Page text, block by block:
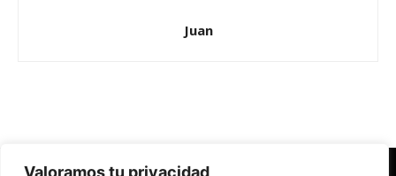
Valoramos tu privacidad
Juan